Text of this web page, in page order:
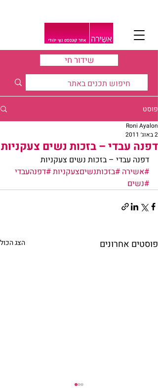
שידור חי
פוסט
דפנה עבדי – בזכות נשים צעקניות
Roni Ayalon
2 באוג׳ 2011
דפנה עבדי – בזכות נשים צעקניות
#אשירה #בזכותנשיםצעקניות#דפנהעבדי
#נשים
פוסטים אחרונים הצג הכול